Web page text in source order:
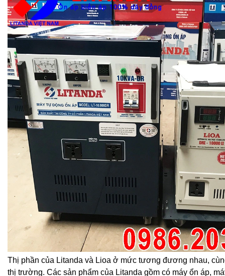
Thị phần của Litanda và Lioa ở mức tương đương nhau,
thị trường. Các sản phẩm của Litanda gồm có máy ổn áp,